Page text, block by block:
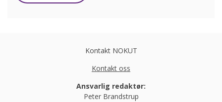
Kontakt NOKUT
Kontakt oss
Ansvarlig redaktør:
Peter Brandstrup